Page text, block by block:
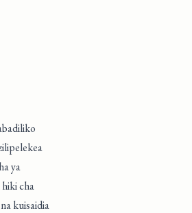
ya
cha
kuisaidia